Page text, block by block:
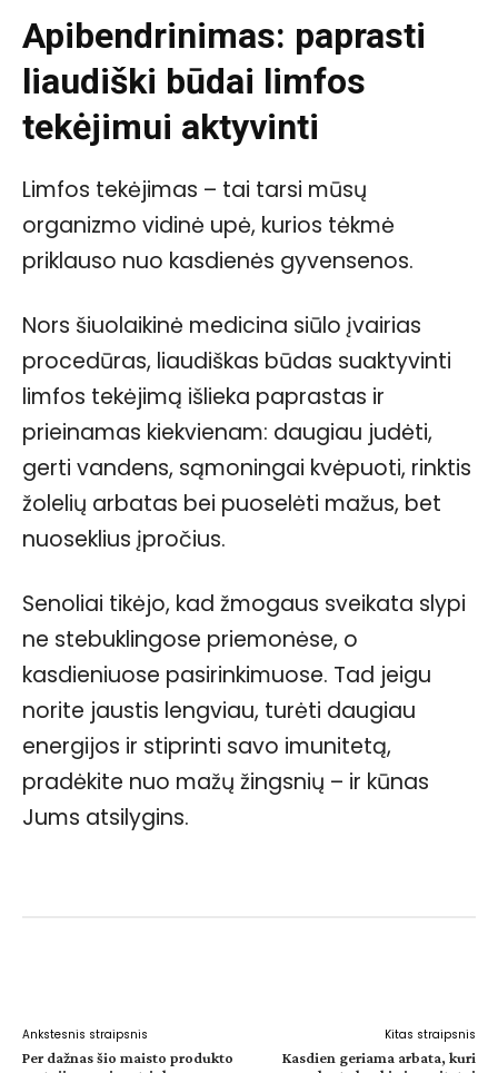
Apibendrinimas: paprasti
liaudiški būdai limfos
tekėjimui aktyvinti
Limfos tekėjimas – tai tarsi mūsų
organizmo vidinė upė, kurios tėkmė
priklauso nuo kasdienės gyvensenos.
Nors šiuolaikinė medicina siūlo įvairias
procedūras, liaudiškas būdas suaktyvinti
limfos tekėjimą išlieka paprastas ir
prieinamas kiekvienam: daugiau judėti,
gerti vandens, sąmoningai kvėpuoti, rinktis
žolelių arbatas bei puoselėti mažus, bet
nuoseklius įpročius.
Senoliai tikėjo, kad žmogaus sveikata slypi
ne stebuklingose priemonėse, o
kasdieniuose pasirinkimuose. Tad jeigu
norite jaustis lengviau, turėti daugiau
energijos ir stiprinti savo imunitetą,
pradėkite nuo mažų žingsnių – ir kūnas
Jums atsilygins.
Ankstesnis straipsnis
Per dažnas šio maisto produkto
Kitas straipsnis
Kasdien geriama arbata, kuri